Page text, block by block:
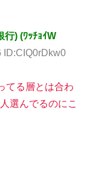
) (ﾜｯﾁｮｲW
ID:CIQ0rDkw0
てる層とは合わ
選んでるのにこ